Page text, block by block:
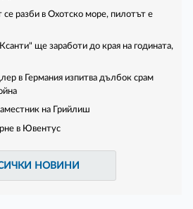
се разби в Охотско море, пилотът е
ще заработи до края на годината,
в Германия изпитва дълбок срам
на Грийлиш
в Ювентус
НОВИНИ